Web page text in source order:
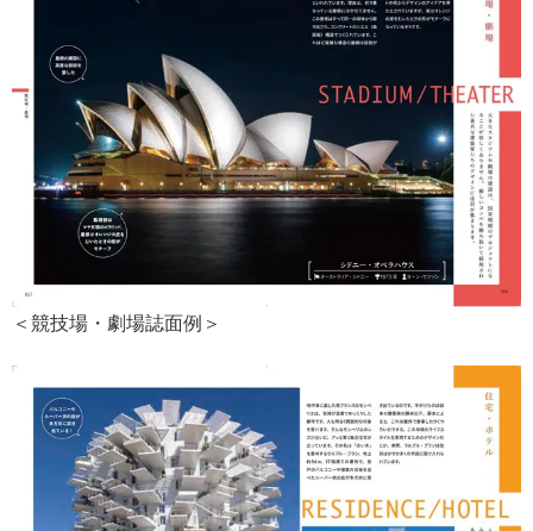
＜競技場・劇場誌面例＞